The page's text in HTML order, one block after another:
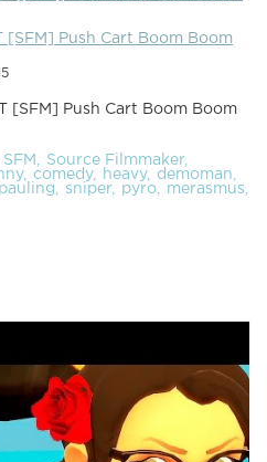
[SFM] Push Cart Boom Boom
[SFM] Push Cart Boom Boom
SFM
Source Filmmaker
comedy heavy
demoman
sniper pyro
merasmus